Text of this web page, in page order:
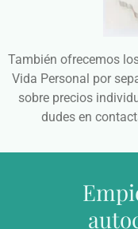
También ofrecemos
Vida Personal por
sobre precios
dudes en